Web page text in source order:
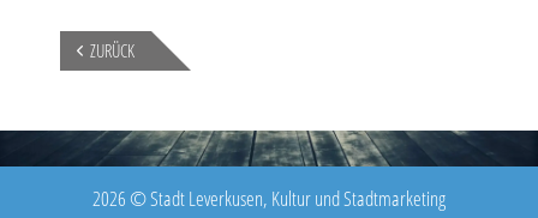
ZURÜCK
2026 © Stadt Leverkusen, Kultur und Stadtmarketing